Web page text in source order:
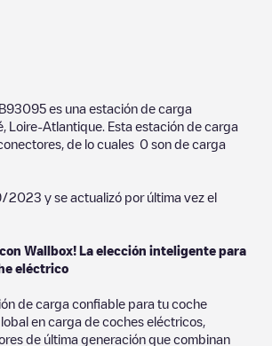
es una estación de carga
Loire-Atlantique . Esta estación de carga
de lo cuales 0 son de carga
2023 y se actualizó por última vez el
Wallbox! La elección inteligente para
eléctrico
de carga confiable para tu coche
en carga de coches eléctricos,
de última generación que combinan